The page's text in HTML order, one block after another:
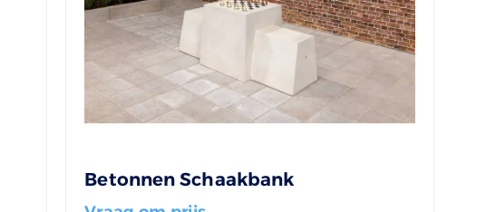
Betonnen Schaakbank